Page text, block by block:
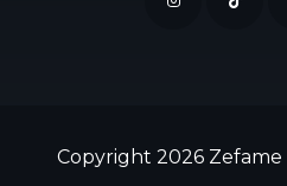
Copyright 2026